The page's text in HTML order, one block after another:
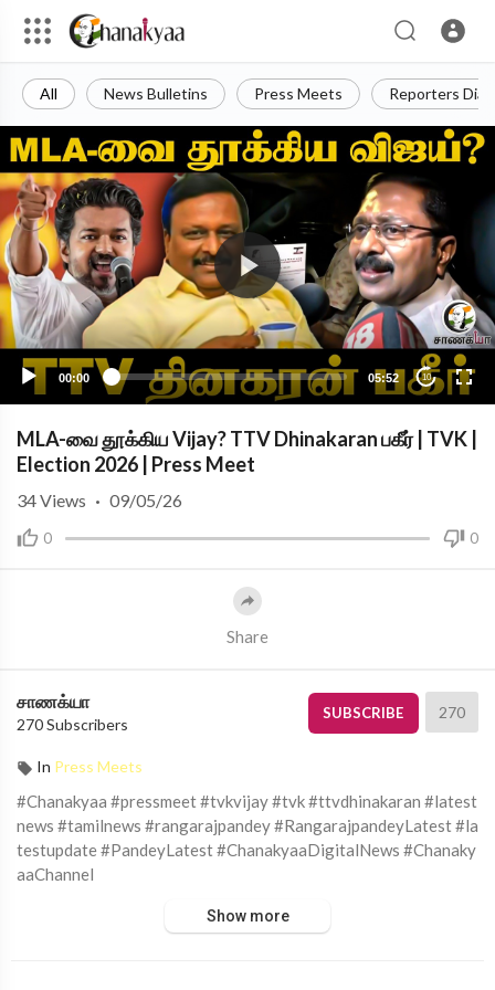
All News Bulletins Press Meets Reporters
00:00 05:52 10
MLA-வை தூக்கிய Vijay? TTV Dhinakaran பகீர் | TVK |
Election 2026 | Press Meet
0 0
34Views · 09/05/26
Share
சாணக்யா
270 Subscribers
SUBSCRIBE 270
In Press Meets
#Chanakyaa #pressmeet #tvkvijay #tvk #ttvdhinakaran #latest
news #tamilnews #rangarajpandey #RangarajpandeyLatest #la
testupdate #PandeyLatest #ChanakyaaDigitalNews #Chanaky
aaChannel
Show more